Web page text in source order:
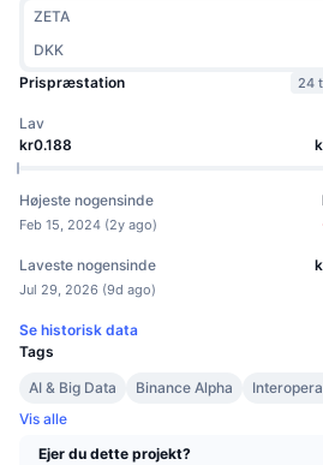
ZETA
DKK
Prispræstation
24
Lav
kr0.188
Højeste nogensinde
Feb 15, 2024 (2y ago)
Laveste nogensinde
Jul 29, 2026 (9d ago)
Se historisk data
Tags
AI & Big Data
Binance Alpha
Vis alle
Ejer du dette projekt?